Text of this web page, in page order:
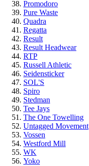
Promodoro
Pure Waste
Quadra
Regatta
Result
Result Headwear
RTP
Russell Athletic
Seidensticker
SOL'S
Spiro
Stedman
Tee Jays
The One Towelling
Untagged Movement
Vossen
Westford Mill
WK
Yoko